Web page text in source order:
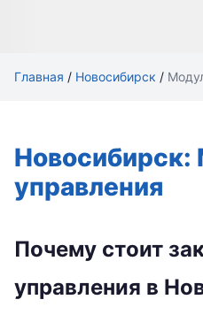
Главная / Новосибирск /
Новосибирск:
управления
Почему стоит
управления в